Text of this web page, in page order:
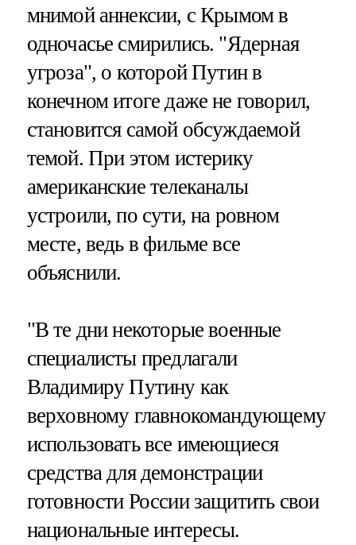
мнимой аннексии, с Крымом в
одночасье смирились. "Ядерная
угроза", о которой Путин в
конечном итоге даже не говорил,
становится самой обсуждаемой
темой. При этом истерику
американские телеканалы
устроили, по сути, на ровном
месте, ведь в фильме все
объяснили.
"В те дни некоторые военные
специалисты предлагали
Владимиру Путину как
верховному главнокомандующему
использовать все имеющиеся
средства для демонстрации
готовности России защитить свои
национальные интересы.